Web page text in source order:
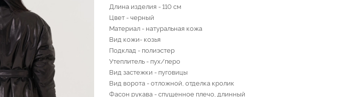
Длина изделия - 110 см
Цвет - черный
Материал - натуральная кожа
Вид кожи- козья
Подклад - полиэстер
Утеплитель - пух/перо
Вид застежки - пуговицы
Вид ворота - отложной, отделка кролик
Фасон рукава - спущенное плечо, длинный